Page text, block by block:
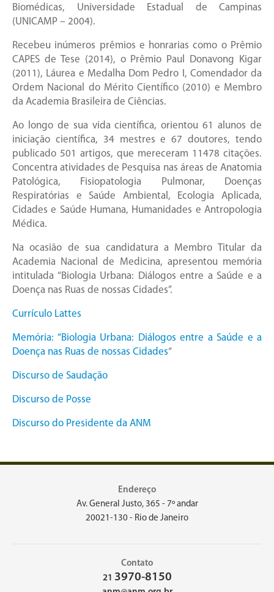
Biomédicas, Universidade Estadual de Campinas
(UNICAMP – 2004).
Recebeu inúmeros prêmios e honrarias como o Prêmio
CAPES de Tese (2014), o Prêmio Paul Donavong Kigar
(2011), Láurea e Medalha Dom Pedro I, Comendador da
Ordem Nacional do Mérito Científico (2010) e Membro
da Academia Brasileira de Ciências.
Ao longo de sua vida científica, orientou 61 alunos de
iniciação científica, 34 mestres e 67 doutores, tendo
publicado 501 artigos, que mereceram 11478 citações.
Concentra atividades de Pesquisa nas áreas de Anatomia
Patológica, Fisiopatologia Pulmonar, Doenças
Respiratórias e Saúde Ambiental, Ecologia Aplicada,
Cidades e Saúde Humana, Humanidades e Antropologia
Médica.
Na ocasião de sua candidatura a Membro Titular da
Academia Nacional de Medicina, apresentou memória
intitulada “Biologia Urbana: Diálogos entre a Saúde e a
Doença nas Ruas de nossas Cidades”.
Currículo Lattes
Memória: “Biologia Urbana: Diálogos entre a Saúde e a
Doença nas Ruas de nossas Cidades“
Discurso de Saudação
Discurso de Posse
Discurso do Presidente da ANM
Endereço
Av. General Justo, 365 - 7º andar
20021-130 - Rio de Janeiro
Contato
21 3970-8150